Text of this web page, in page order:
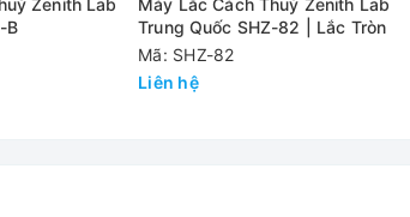
Zenith Lab
B
Máy Lắc Cách Thuỷ Zenith Lab
Trung Quốc SHZ-82 | Lắc Tròn
Mã: SHZ-82
Liên hệ